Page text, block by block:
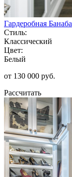
Гардеробная Банаба
Стиль:
Классический
Цвет:
Белый
от 130 000 руб.
Рассчитать